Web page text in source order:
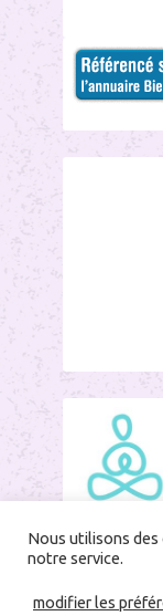
Nous utilisons
notre service.
modifier les